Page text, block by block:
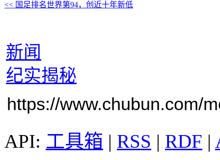
<< 国足排名世界第94，创近十年新低
新闻
纪实揭秘
https://www.chubun.com/
工具箱 | RSS | RDF |